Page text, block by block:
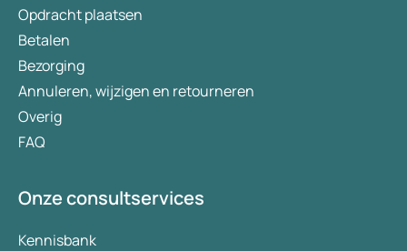
Opdracht plaatsen
Betalen
Bezorging
Annuleren, wijzigen en retourneren
Overig
FAQ
Onze consultservices
Kennisbank